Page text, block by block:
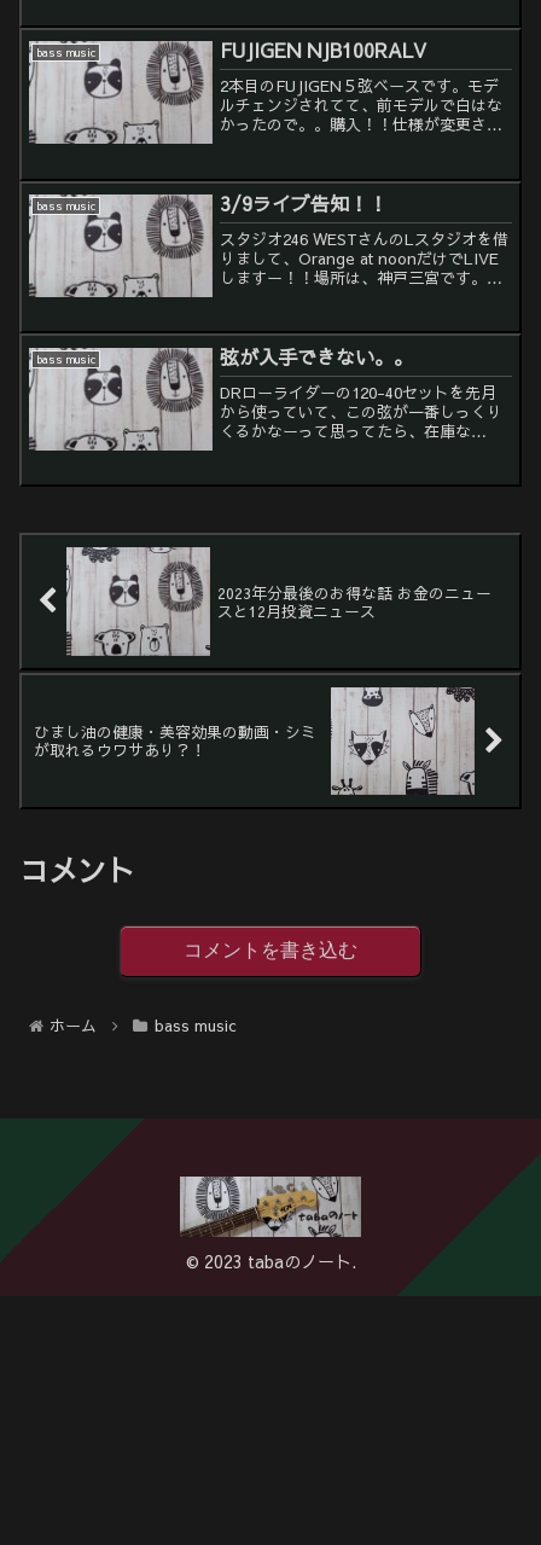
bass music FUJIGEN NJB100RALV
2本目のFUJIGEN５弦ベースです。モデ
ルチェンジされてて、前モデルで白はな
かったので。。購入！！仕様が変更され
た。ブリッジのザグリなし。というより
ザグリ位置にフラット...
bass music 3/9ライブ告知！！
スタジオ246 WESTさんのLスタジオを借
りまして、Orange at noonだけでLIVE
しますー！！場所は、神戸三宮です。ア
bass music 弦が入手できない。。
DRローライダーの120-40セットを先月
から使っていて、この弦が一番しっくり
くるかなーって思ってたら、在庫な
45使ってたんですが、５弦だと弦が硬く
2023年分最後のお得な話 お金のニュー
スと12月投資ニュース
ひまし油の健康・美容効果の動画・シミ
が取れるウワサあり？！
コメント
コメントを書き込む
ホーム bass music
© 2023 tabaのノート.